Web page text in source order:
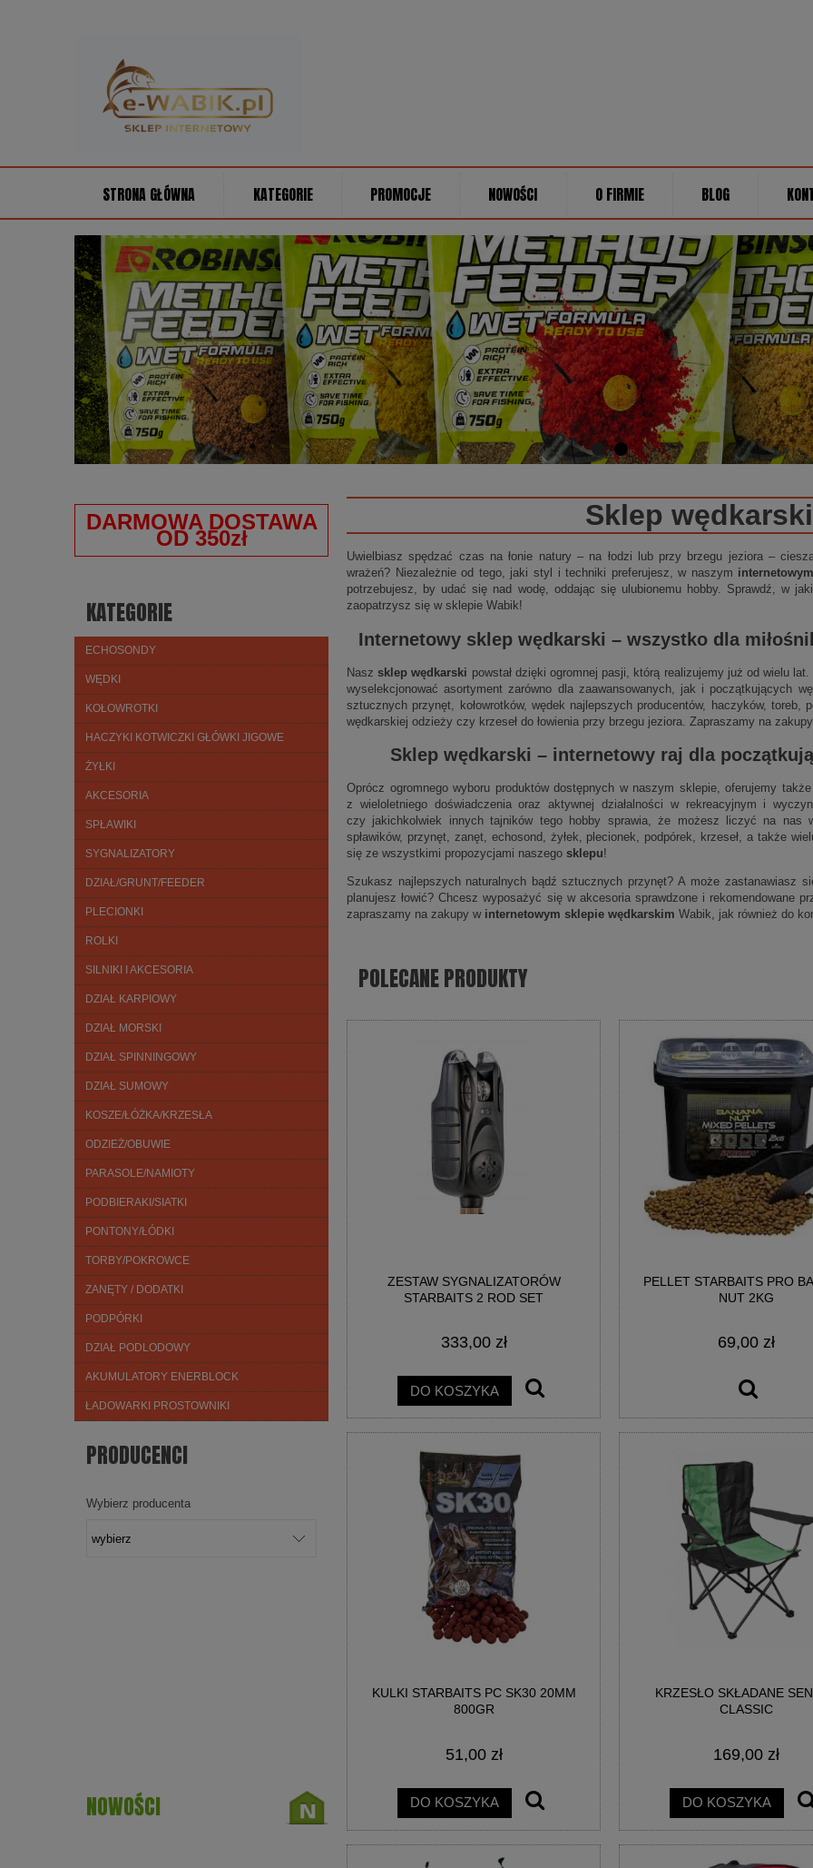
STRONA GŁÓWNA KATEGORIE PROMOCJE NOWOŚCI O FIRMIE BLOG
DARMOWA DOSTAWA
OD 350zł
KATEGORIE
ECHOSONDY
WĘDKI
KOŁOWROTKI
HACZYKI KOTWICZKI GŁÓWKI JIGOWE
ŻYŁKI
AKCESORIA
SPŁAWIKI
SYGNALIZATORY
DZIAŁ/GRUNT/FEEDER
PLECIONKI
ROLKI
SILNIKI I AKCESORIA
DZIAŁ KARPIOWY
DZIAŁ MORSKI
DZIAŁ SPINNINGOWY
DZIAŁ SUMOWY
KOSZE/ŁÓŻKA/KRZESŁA
ODZIEŻ/OBUWIE
PARASOLE/NAMIOTY
PODBIERAKI/SIATKI
PONTONY/ŁÓDKI
TORBY/POKROWCE
ZANĘTY / DODATKI
PODPÓRKI
DZIAŁ PODLODOWY
AKUMULATORY ENERBLOCK
ŁADOWARKI PROSTOWNIKI
PRODUCENCI
Wybierz producenta
NOWOŚCI
Sklep wędkarski
Uwielbiasz spędzać czas na łonie natury – na łodzi lub przy brzegu jeziora –
wrażeń? Niezależnie od tego, jaki styl i techniki preferujesz, w naszym
potrzebujesz, by udać się nad wodę, oddając się ulubionemu hobby. Sprawdź, w
zaopatrzysz się w sklepie Wabik!
Internetowy sklep wędkarski – wszystko dla
Naszsklep wędkarski powstał dzięki ogromnej pasji, którą realizujemy już od wielu
wyselekcjonować asortyment zarówno dla zaawansowanych, jak i początkujących
sztucznych przynęt, kołowrotków, wędek najlepszych producentów, haczyków, toreb,
wędkarskiej odzieży czy krzeseł do łowienia przy brzegu jeziora. Zapraszamy na
Sklep wędkarski – internetowyraj dla
Oprócz ogromnego wyboru produktów dostępnych w naszym sklepie, oferujemy
z wieloletniego doświadczenia oraz aktywnej działalności w rekreacyjnym i
czy jakichkolwiek innych tajników tego hobby sprawia, że możesz liczyć na nas
spławików, przynęt, zanęt, echosond, żyłek, plecionek, podpórek, krzeseł, a także
się ze wszystkimi propozycjami naszego sklepu!
Szukasz najlepszych naturalnych bądź sztucznych przynęt? A może zastanawiasz
planujesz łowić? Chcesz wyposażyć się w akcesoria sprawdzone i rekomendowane
zapraszamy na zakupy w internetowym sklepie wędkarskim Wabik, jak również do
POLECANE PRODUKTY
ZESTAW SYGNALIZATORÓW
STARBAITS 2 ROD SET
333,00 zł
DO KOSZYKA
PELLET STARBAITS PRO
NUT 2KG
69,00 zł
KULKI STARBAITS PC SK30 20MM
800GR
51,00 zł
DO KOSZYKA
KRZESŁO SKŁADANE
CLASSIC
169,00 zł
DO KOSZYKA